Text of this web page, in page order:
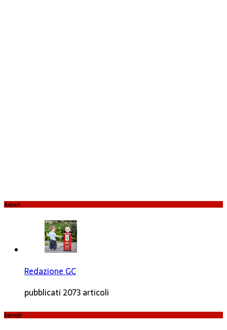
Autori
Redazione GC
pubblicati 2073 articoli
Servizi